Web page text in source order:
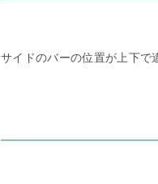
サイドのバーの位置が上下で